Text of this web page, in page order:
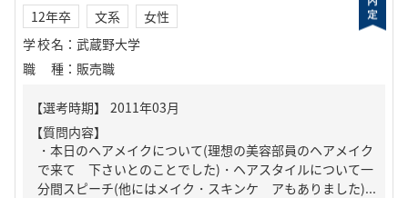
12年卒 文系
女性
学校名 ： 武蔵野大学
職種 ： 販売職
【質問内容】
・本日のヘアメイクについて(理想の美容部員のヘアメイク
で来て 下さいとのことでした)・ヘアスタイルについて一
分間スピーチ(他にはメイク・スキンケ アもありました)...